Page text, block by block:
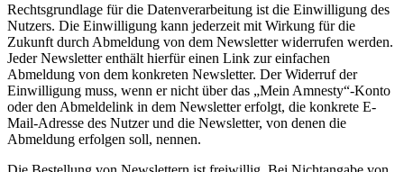
Rechtsgrundlage für die Datenverarbeitung ist die Einwilligung des
Nutzers. Die Einwilligung kann jederzeit mit Wirkung für die
Zukunft durch Abmeldung von dem Newsletter widerrufen werden.
Jeder Newsletter enthält hierfür einen Link zur einfachen
Abmeldung von dem konkreten Newsletter. Der Widerruf der
Einwilligung muss, wenn er nicht über das „Mein Amnesty“-Konto
oder den Abmeldelink in dem Newsletter erfolgt, die konkrete E-
Mail-Adresse des Nutzer und die Newsletter, von denen die
Abmeldung erfolgen soll, nennen.